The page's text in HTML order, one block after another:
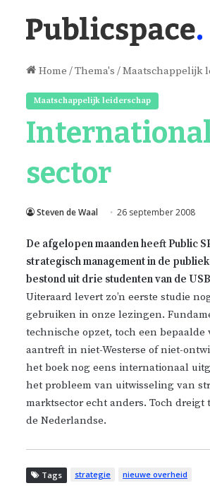
Home /Thema's /Maatschappelijk
Maatschappelijk leiderschap
sector
Steven de Waal 26 september 2008
De afgelopen maanden heeftPublic
strategisch management in de
bestond uit drie studenten van de
Uiteraard levert zo’n eerste studie
gebruiken in onze lezingen.
technische opzet, toch een
aantreft in niet-Westerse ofniet-
het boek nog eens internationaal
het probleem van uitwisseling van
marktsector echt anders. Toch
de Nederlandse.
Tags strategie nieuwe overheid